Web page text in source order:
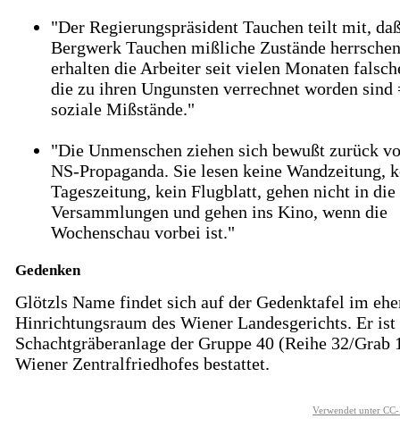
"Der Regierungspräsident Tauchen teilt mit,
Bergwerk Tauchen mißliche Zustände
erhalten die Arbeiter seit vielen Monaten
die zu ihren Ungunsten verrechnet worden sind
soziale Mißstände."
"Die Unmenschen ziehen sich bewußt zurück
NS-Propaganda. Sie lesen keine Wandzeitung,
Tageszeitung, kein Flugblatt, gehen nicht in die
Versammlungen und gehen ins Kino, wenn die
Wochenschau vorbei ist."
Gedenken
Glötzls Name findet sich auf der Gedenktafel im
Hinrichtungsraum des Wiener Landesgerichts. Er
Schachtgräberanlage der Gruppe 40 (Reihe 32/Grab
Wiener Zentralfriedhofes bestattet.
Verwendet unter